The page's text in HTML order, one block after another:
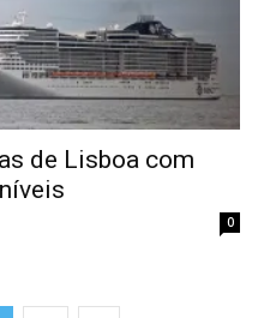
de Lisboa com
0